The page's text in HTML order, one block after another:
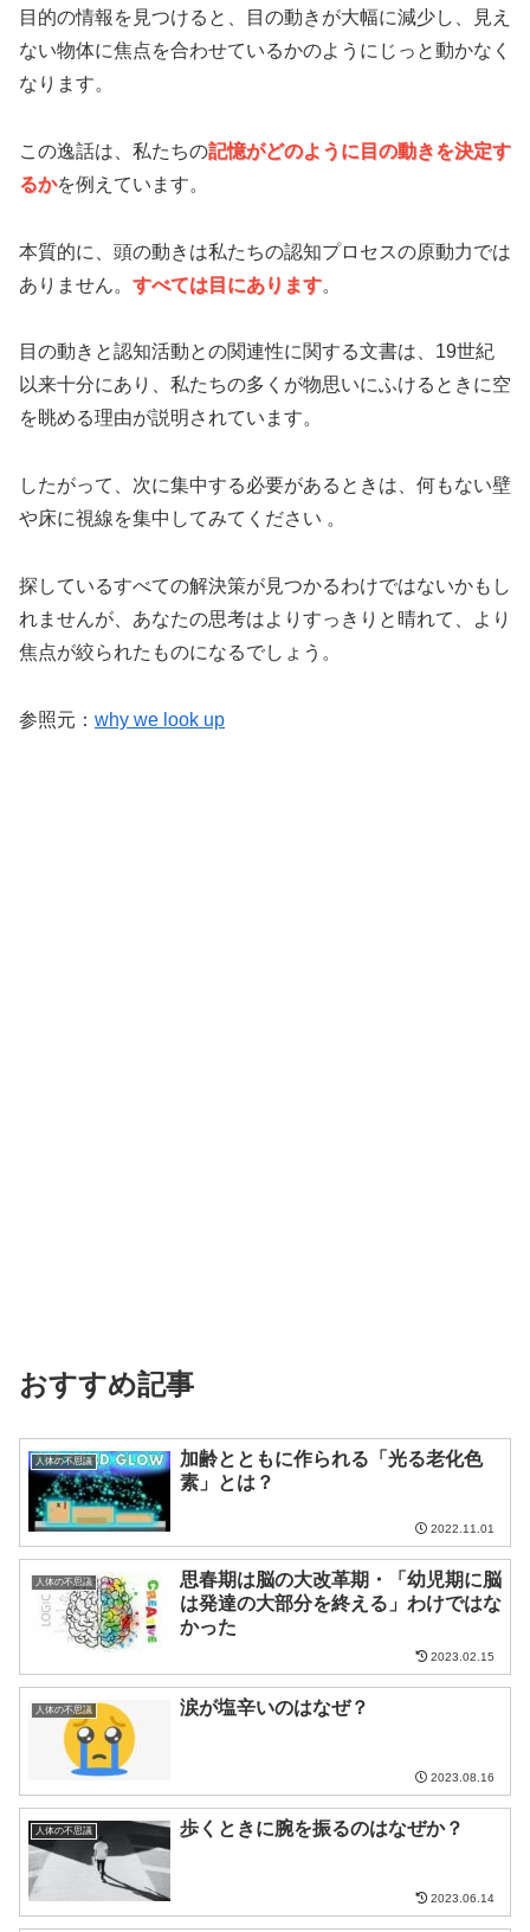
目的の情報を見つけると、目の動きが大幅に減少し、見え
ない物体に焦点を合わせているかのようにじっと動かなく
なります。
この逸話は、私たちの記憶がどのように目の動きを決定す
るかを例えています。
本質的に、頭の動きは私たちの認知プロセスの原動力では
ありません。 すべては目にあります。
目の動きと認知活動との関連性に関する文書は、19世紀
以来十分にあり、私たちの多くが物思いにふけるときに空
を眺める理由が説明されています。
したがって、次に集中する必要があるときは、何もない壁
や床に視線を集中してみてください 。
探しているすべての解決策が見つかるわけではないかもし
れませんが、あなたの思考はよりすっきりと晴れて、より
焦点が絞られたものになるでしょう。
参照元： why we look up
おすすめ記事
人体の不思議
加齢とともに作られる「光る老化色
素」とは？
2022.11.01
人体の不思議
思春期は脳の大改革期・「幼児期に脳
は発達の大部分を終える」わけではな
かった
2023.02.15
人体の不思議 涙が塩辛いのはなぜ？
2023.08.16
人体の不思議 歩くときに腕を振るのはなぜか？
2023.06.14